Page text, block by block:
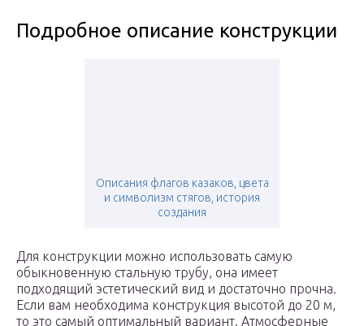
Подробное описание конструкции
Описания флагов казаков, цвета
и символизм стягов, история
создания
Для конструкции можно использовать самую
обыкновенную стальную трубу, она имеет
подходящий эстетический вид и достаточно прочна.
Если вам необходима конструкция высотой до 20 м,
то это самый оптимальный вариант. Атмосферные